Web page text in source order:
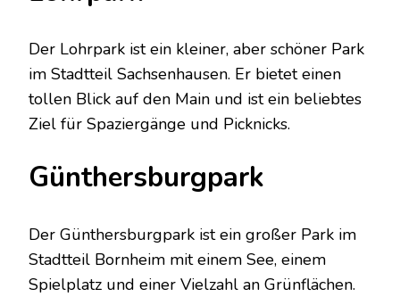
Der Lohrpark ist ein kleiner, aber schöner Park
im Stadtteil Sachsenhausen. Er bietet einen
tollen Blick auf den Main und ist ein beliebtes
Ziel für Spaziergänge und Picknicks.
Günthersburgpark
Der Günthersburgpark ist ein großer Park im
Stadtteil Bornheim mit einem See, einem
Spielplatz und einer Vielzahl an Grünflächen.